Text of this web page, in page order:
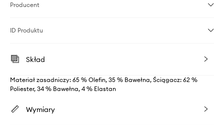
Producent
ID Produktu
Skład
Materiał zasadniczy: 65 % Olefin, 35 % Bawełna, Ściągacz: 62 %
Poliester, 34 % Bawełna, 4 % Elastan
Wymiary